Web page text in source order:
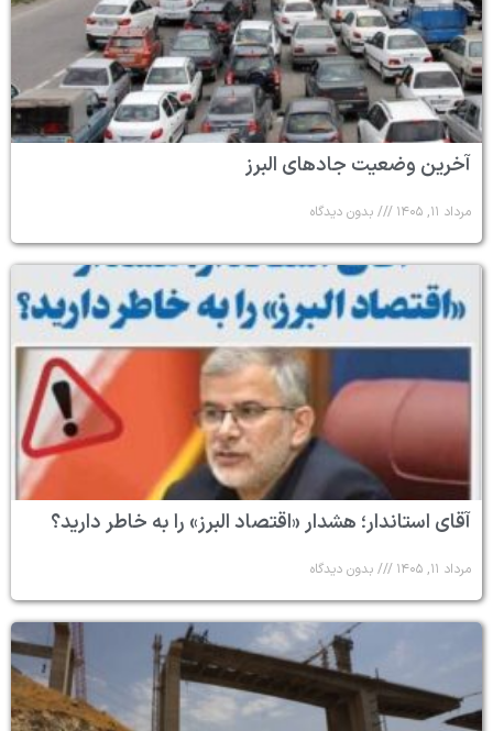
آخرین وضعیت جادهای البرز
مرداد ۱۱, ۱۴۰۵ بدون دیدگاه
آقای استاندار؛ هشدار «اقتصاد البرز» را به خاطر دارید؟
مرداد ۱۱, ۱۴۰۵ بدون دیدگاه